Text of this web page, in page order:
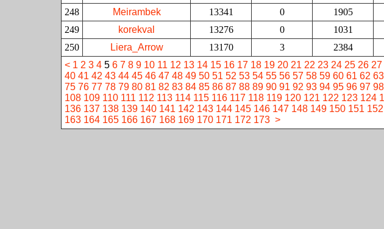
248
Meirambek 13341 0 1905
249
korekval 13276 0 1031
250
Liera_Arrow 13170 3 2384
< 1 2 3 4 5 6 7 8 9 10 11 12 13 14 15 16 17 18 19 20 21 22 23 24 25 26 27
40 41 42 43 44 45 46 47 48 49 50 51 52 53 54 55 56 57 58 59 60 61 62 63
75 76 77 78 79 80 81 82 83 84 85 86 87 88 89 90 91 92 93 94 95 96 97 98
108 109 110 111 112 113 114 115 116 117 118 119 120 121 122 123 124
136 137 138 139 140 141 142 143 144 145 146 147 148 149 150 151 152
163 164 165 166 167 168 169 170 171 172 173 >